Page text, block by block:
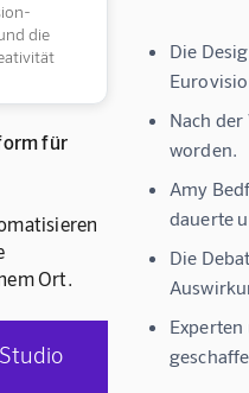
die
für
Ort.
Die
Nach
worden.
Amy
dauerte
Die